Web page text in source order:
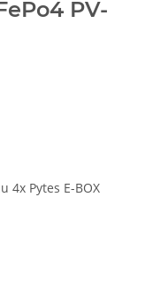
PV-
4x Pytes E-BOX